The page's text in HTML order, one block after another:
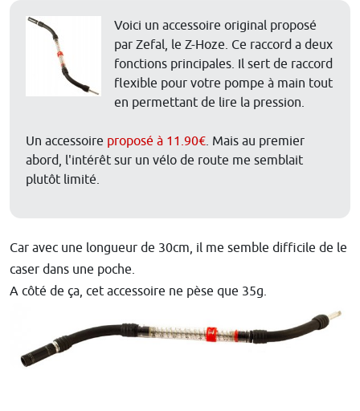
Voici un accessoire original proposé
par Zefal, le Z-Hoze. Ce raccord a deux
fonctions principales. Il sert de raccord
flexible pour votre pompe à main tout
en permettant de lire la pression.
Un accessoire proposé à 11.90€. Mais au premier
abord, l'intérêt sur un vélo de route me semblait
plutôt limité.
Car avec une longueur de 30cm, il me semble difficile de le
caser dans une poche.
A côté de ça, cet accessoire ne pèse que 35g.